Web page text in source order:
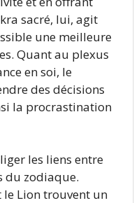
sacré, lui, agit
une meilleure
Quant au plexus
en soi, le
des décisions
la procrastination
les liens entre
du zodiaque.
le Lion trouvent un